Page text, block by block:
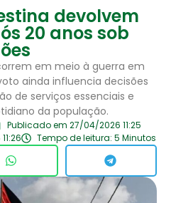
devolvem
20 anos sob
em meio à guerra em
ainda influencia decisões
de serviços essenciais e
da população.
Publicado em 27/04/2026 11:25
Tempo de leitura: 5 Minutos